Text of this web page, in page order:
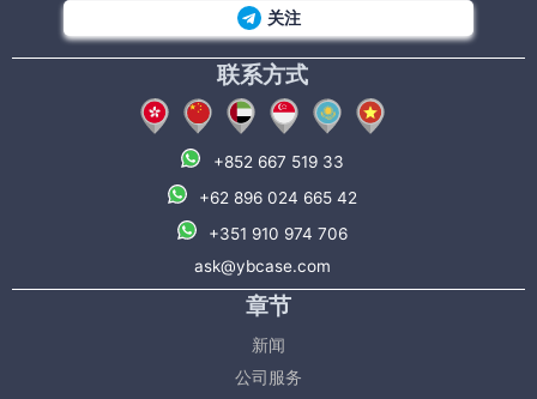
关注
联系方式
+852 667 519 33
+62 896 024 665 42
+351 910 974 706
ask@ybcase.com
章节
新闻
公司服务